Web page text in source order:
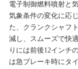
電子制御燃料噴射と
気象条件の変化に応
た、クランクシャフ
減し、スムーズで快
りには前後12インチ
は急ブレーキ時にタ